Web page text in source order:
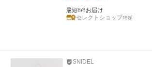
最短8/8お届け
セレクトショップreal
SNIDEL